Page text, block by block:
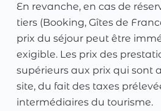
En revanche, en cas de
tiers (Booking, Gîtes de
prix du séjour peut être
exigible. Les prix des
supérieurs aux prix qui sont
site, du fait des taxes
intermédiaires du tourisme.